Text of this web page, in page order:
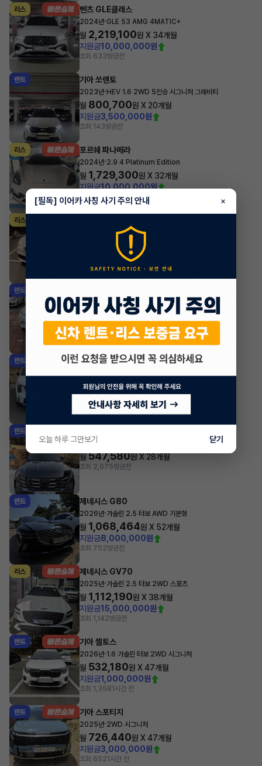
리스 벤츠 GLE클래스
2024년·GLE 53 AMG 4MATIC+
월 2,219,100원 X 34개월
지원금10,000,000원
조회 633방금전
렌트 기아 쏘렌토
2023년· HEV 1.6 2WD 5인승 시그니처 그래비티
월 800,700원 X 20개월
지원금3,500,000원
조회 143방금전
리스 포르쉐 파나메라
2024년·2.9 4 Platinum Edition
월 1,729,300원 X 32개월
지원금10,000,000원
조회 2,051방금전
리스
가솔린 2.5 터보 2WD 기본형
1,047,300 원 X
방금전
렌트
2025년 롱 레인지 에어
월 579,920원 X 42개월
지원금1,000,000원
조회 7,225 방금전
렌트 기아 쏘렌토
월744,700원 X42개월
조회 1,165방금전
렌트
2024년
월 547,580원 X 28개월
조회 2,075방금전
렌트 제네시스 G80
2026년·가솔린 2.5 터보 AWD 기본형
월 1,068,464원 X 52개월
지원금8,000,000원
조회 752방금전
리스 제네시스 GV70
2025년·가솔린 2.5 터보 2WD 스포츠
월 1,112,190원 X 38개월
지원금15,000,000원
조회 1,142방금전
렌트 기아 셀토스
2026년·1.6 가솔린 터보 2WD 시그니처
월 532,180원 X47개월
지원금1,000,000원
조회 1,3581시간 전
렌트 기아 스포티지
2025년·2WD 시그니처
월 726,440원 X47개월
지원금3,000,000원
조회 6521시간 전
[필독] 이어카 사칭 사기 주의 안내 ×
오늘 하루 그만보기 닫기